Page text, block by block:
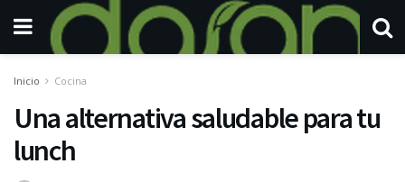
Inicio Cocina
Una alternativa saludable para tu
lunch